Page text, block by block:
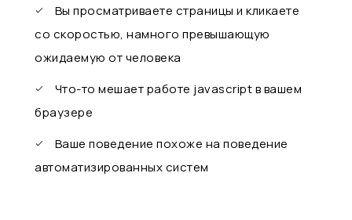
Вы просматриваете страницы и кликаете
со скоростью, намного превышающую
ожидаемую от человека
Что-то мешает работе javascript в вашем
браузере
Ваше поведение похоже на поведение
автоматизированных систем